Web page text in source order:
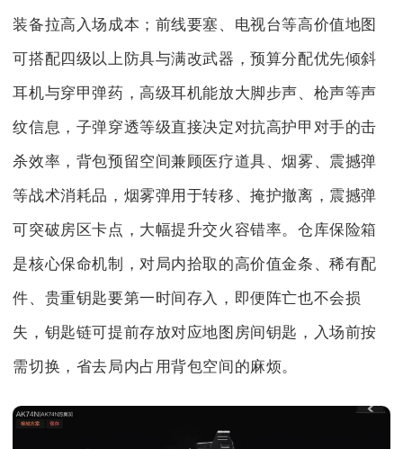
装备拉高入场成本；前线要塞、电视台等高价值地图
可搭配四级以上防具与满改武器，预算分配优先倾斜
耳机与穿甲弹药，高级耳机能放大脚步声、枪声等声
纹信息，子弹穿透等级直接决定对抗高护甲对手的击
杀效率，背包预留空间兼顾医疗道具、烟雾、震撼弹
等战术消耗品，烟雾弹用于转移、掩护撤离，震撼弹
可突破房区卡点，大幅提升交火容错率。仓库保险箱
是核心保命机制，对局内拾取的高价值金条、稀有配
件、贵重钥匙要第一时间存入，即便阵亡也不会损
失，钥匙链可提前存放对应地图房间钥匙，入场前按
需切换，省去局内占用背包空间的麻烦。